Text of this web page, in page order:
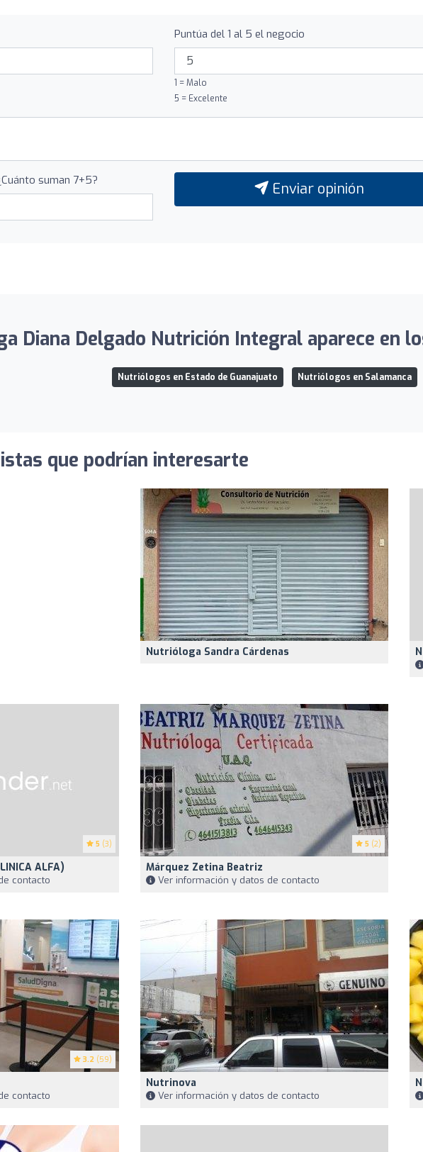
Puntúa del 1 al 5 el negocio
1 = Malo
5 = Excelente
suman 7+5? Enviar opinión
Diana Delgado Nutrición Integral aparece en
Nutriólogos en Estado de Guanajuato Nutriólogos en Salamanca
que podrían interesarte
Nutrióloga Sandra Cárdenas
5 (3)
ALFA)
contacto
5 (2)
Márquez Zetina Beatriz
Ver información y datos de contacto
3.2 (59)
contacto
Nutrinova
Ver información y datos de contacto